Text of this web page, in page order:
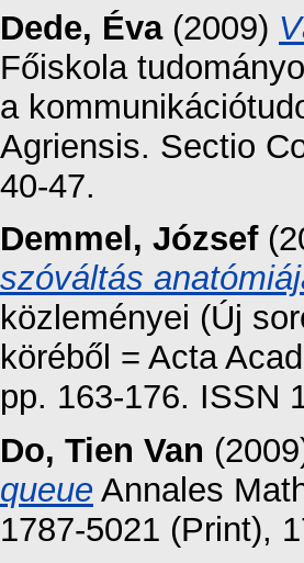
Dede, Éva(2009)
Főiskola
a
Agriensis. Sectio
40-47.
Demmel, József
szóváltás
közleményei (Új
köréből = Acta
pp. 163-176. ISSN
Do, Tien Van
queue Annales
1787-5021 (Print),